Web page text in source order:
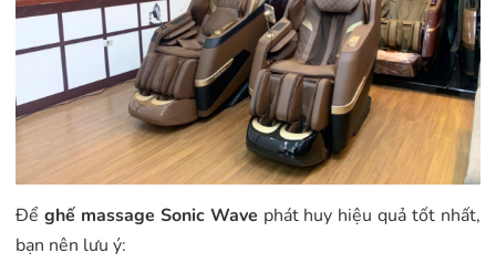
Để ghế massage Sonic Wave phát huy hiệu quả tốt nhất,
bạn nên lưu ý: